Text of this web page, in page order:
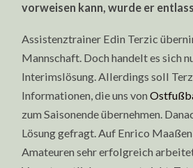
vorweisen kann, wurde er
Assistenztrainer Edin Terzic
Mannschaft. Doch handelt es sich
Interimslösung. Allerdings soll
Informationen, die uns von
zum Saisonende übernehmen.
Lösung gefragt. Auf Enrico
Amateuren sehr erfolgreich